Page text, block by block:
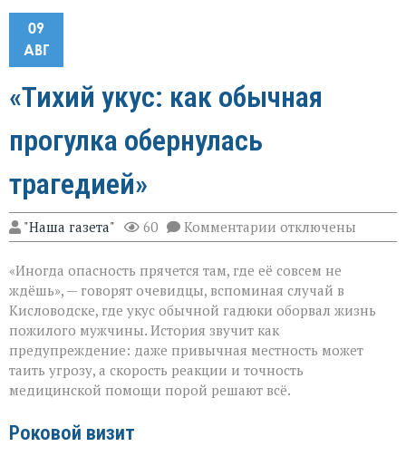
09
АВГ
«Тихий укус: как обычная
прогулка обернулась
трагедией»
"Наша газета" 60 Комментарии к
записи
укус:
как
обычная
прогулка
обернулась
трагедией»
отключены
«Иногда опасность прячется там, где её совсем не
ждёшь», — говорят очевидцы, вспоминая случай в
Кисловодске, где укус обычной гадюки оборвал жизнь
пожилого мужчины. История звучит как
предупреждение: даже привычная местность может
таить угрозу, а скорость реакции и точность
медицинской помощи порой решают всё.
Роковой визит